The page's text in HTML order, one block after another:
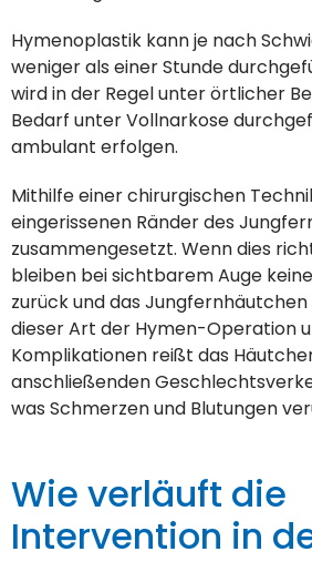
Hymenoplastik kann je nach
weniger als einer Stunde
wird in der Regel unter örtlicher
Bedarf unter Vollnarkose
ambulant erfolgen.
Mithilfe einer chirurgischen
eingerissenen Ränder des
zusammengesetzt. Wenn dies
bleiben bei sichtbarem Auge
zurück und das
dieser Art der Hymen-Operation
Komplikationen reißt das
anschließenden
was Schmerzen und Blutungen
Wie verläuft die
Intervention in